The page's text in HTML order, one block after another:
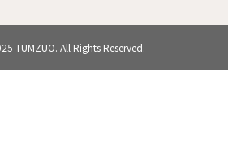
TUMZUO. All Rights Reserved.